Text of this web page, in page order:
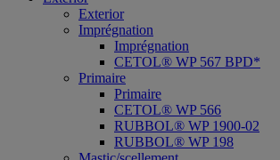
Exterior
Imprégnation
Imprégnation
CETOL® WP 567 BPD*
Primaire
Primaire
CETOL® WP 566
RUBBOL® WP 1900-02
RUBBOL® WP 198